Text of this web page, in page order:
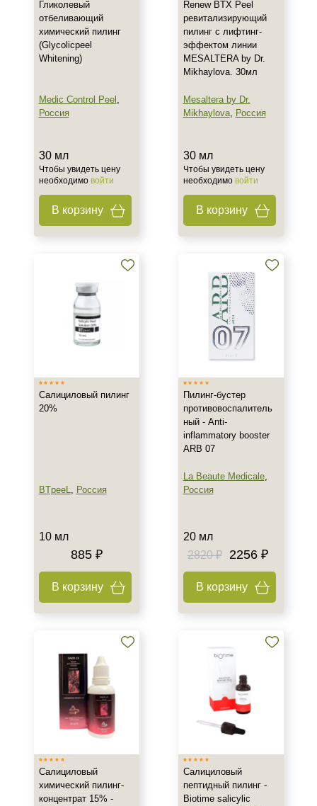
Гликолевый
отбеливающий
химический пилинг
(Glycolicpeel
Whitening)
Medic Control Peel ,
Россия
30 мл
Чтобы увидеть цену
необходимо войти
В корзину
Renew BTX Peel
ревитализирующий
пилинг с лифтинг-
эффектом линии
MESALTERA by Dr.
Mikhaylova. 30мл
Mesaltera by Dr.
Mikhaylova, Россия
30 мл
Чтобы увидеть цену
необходимо войти
В корзину
Салициловый пилинг
20%
BTpeeL, Россия
10 мл
885 ₽
В корзину
Пилинг-бустер
противовоспалитель
ный - Anti-
inflammatory booster
ARB 07
La Beaute Medicale,
Россия
20 мл
2820 ₽
2256 ₽
В корзину
Салициловый
химический пилинг-
концентрат 15% -
Салициловый
пептидный пилинг -
Biotime salicylic